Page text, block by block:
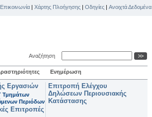
Επικοινωνία | Χάρτης Πλοήγησης | Οδηγίες | Ανοιχτά Δεδομένα
Αναζήτηση
Ενημέρωση
Εργασιών
Τμημάτων
Περιόδων
Επιτροπές
Επιτροπή Ελέγχου
Δηλώσεων Περιουσιακής
Κατάστασης